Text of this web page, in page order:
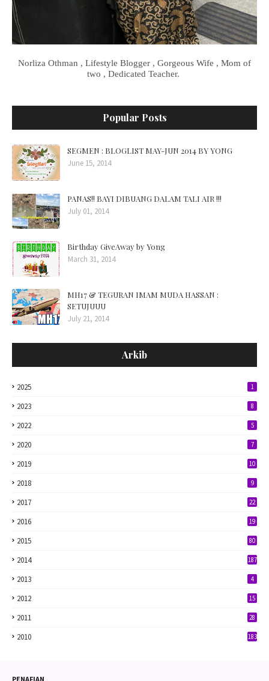
Norliza Othman , Lifestyle Blogger , Gorgeous Wife , Mom of
two , Dedicated Teacher.
Popular Posts
SEGMEN : BLOGLIST MAY-JUN 2014 BY YONG
June 15, 2014
PANAS!! BAYI DIBUANG DALAM TALI AIR !!!
July 01, 2014
Birthday GiveAway by Yong
March 31, 2014
MH17 & TEGURAN IMAM MUDA HASSAN :
SETUJUUU
July 21, 2014
Arkib
2025 1
2023 8
2022 5
2020 7
2019 10
2018 9
2017 22
2016 19
2015 80
2014 187
2013 4
2012 15
2011 28
2010 183
PENAFIAN